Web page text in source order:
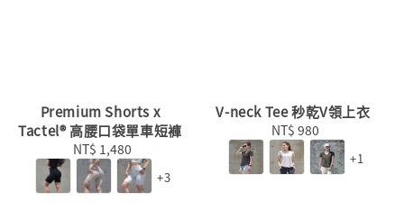
Premium Shorts x
Tactel® 高腰口袋單車短褲
Regular
price
NT$ 1,480
+3
V-neck Tee 秒乾V領上衣
Regular
price
NT$ 980
+1